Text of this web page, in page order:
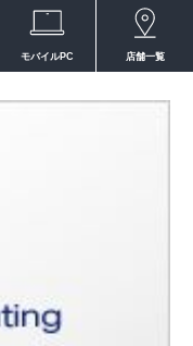
モバイルPC 店舗一覧